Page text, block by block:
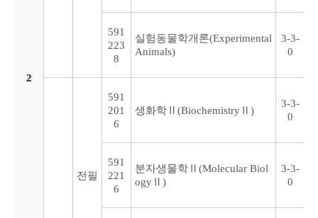
2
591
223
8
실험동물학개론(Experimental
Animals)
3-3-
0
전필
591
201
6
생화학Ⅱ(BiochemistryⅡ)
3-3-
0
591
221
6
분자생물학Ⅱ(Molecular Biol
ogyⅡ)
3-3-
0